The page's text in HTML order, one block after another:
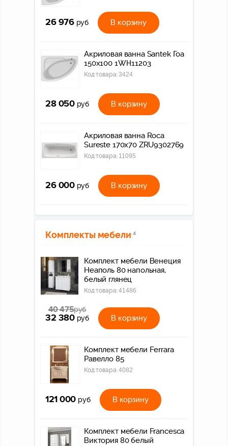
26 976 руб В корзину
Акриловая ванна Santek Гоа
150х100 1WH11203
Код товара:3424
28 050 руб В корзину
Акриловая ванна Roca
Sureste 170x70 ZRU9302769
Код товара: 11095
26 000 руб В корзину
Комплекты мебели 4
Комплект мебели Венеция
Неаполь 80 напольная,
белый глянец
Код товара:41486
40 475руб
32 380 руб В корзину
Комплект мебели Ferrara
Равелло 85
Код товара:4082
121 000 руб В корзину
Комплект мебели Francesca
Виктория 80 белый